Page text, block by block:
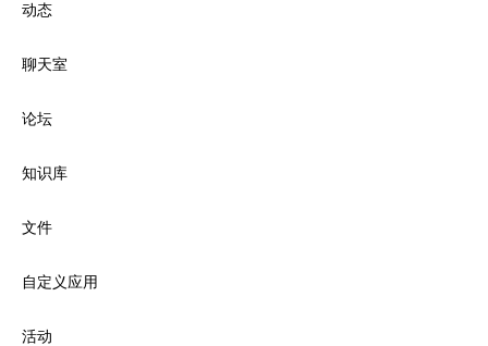
动态
聊天室
论坛
知识库
文件
自定义应用
活动